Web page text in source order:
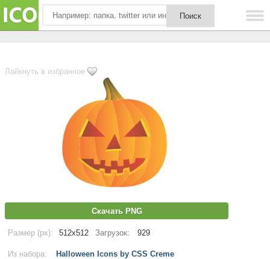
Лайкнуть в избранное
Скачать PNG
Размер (px): 512x512 Загрузок: 929
Из набора: Halloween Icons by CSS Creme